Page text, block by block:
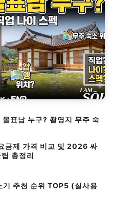
표남 누구? 촬영지 무주 숙
금제 가격 비교 및 2026 싸
총정리
추천 순위 TOP5 (실사용